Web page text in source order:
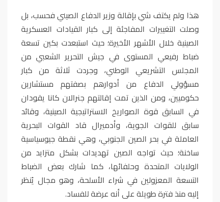
هذا ولم يكتف شي بإقالة وزير الدفاع الصيني فحسب، بل
وصلت التغييرات المفاجئة إلى كبار القيادات العسكرية
الصينية خلال الأشهر الأخيرة؛ حيث استبعدت بكين تسعة
ضباط رفيعي المستوى في جيش التحرير الشعبي من
المجلس التشريعي الوطني، وجردت ثلاثة من كبار
مسؤولي الدفاع من أدوارهم بصفتهم مستشارين
حكوميين، ومن الذين تمت إقالتهم جنرالان كانا يقودان
في السابق قوة الصواريخ الاستراتيجية الصينية، وقائد
سابق للقوات الجوية، وأدميرال قاد القوات البحرية
العاملة في بحر الصين الجنوبي، وهي نقطة جيوسياسية
ساخنة؛ حيث تواجه الصين تهديدات بشكل متزايد من
الولايات المتحدة وحلفائها، كما شارك بعض الضباط
التسعة المعزولين في شراء الأسلحة، وهو مجال يُنظر
إليه منذ فترة طويلة على أنه عرضة للفساد.